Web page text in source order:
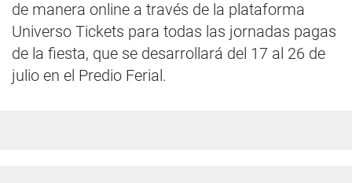
de manera online a través de la plataforma
Universo Tickets para todas las jornadas pagas
de la fiesta, que se desarrollará del 17 al 26 de
julio en el Predio Ferial.